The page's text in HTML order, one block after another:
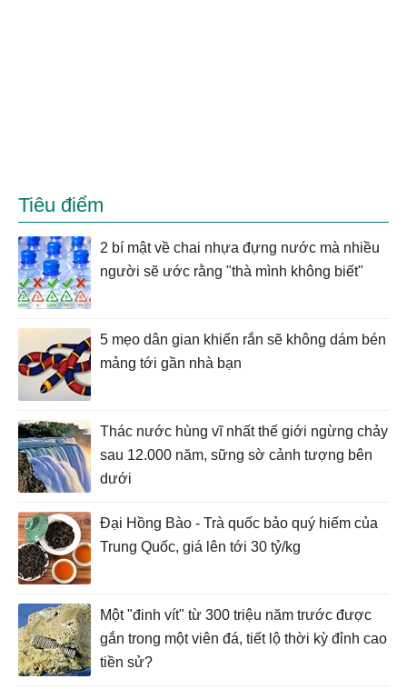
Tiêu điểm
2 bí mật về chai nhựa đựng nước mà nhiều
người sẽ ước rằng "thà mình không biết"
5 mẹo dân gian khiến rắn sẽ không dám bén
mảng tới gần nhà bạn
Thác nước hùng vĩ nhất thế giới ngừng chảy
sau 12.000 năm, sững sờ cảnh tượng bên
dưới
Đại Hồng Bào - Trà quốc bảo quý hiếm của
Trung Quốc, giá lên tới 30 tỷ/kg
Một "đinh vít" từ 300 triệu năm trước được
gắn trong một viên đá, tiết lộ thời kỳ đỉnh cao
tiền sử?